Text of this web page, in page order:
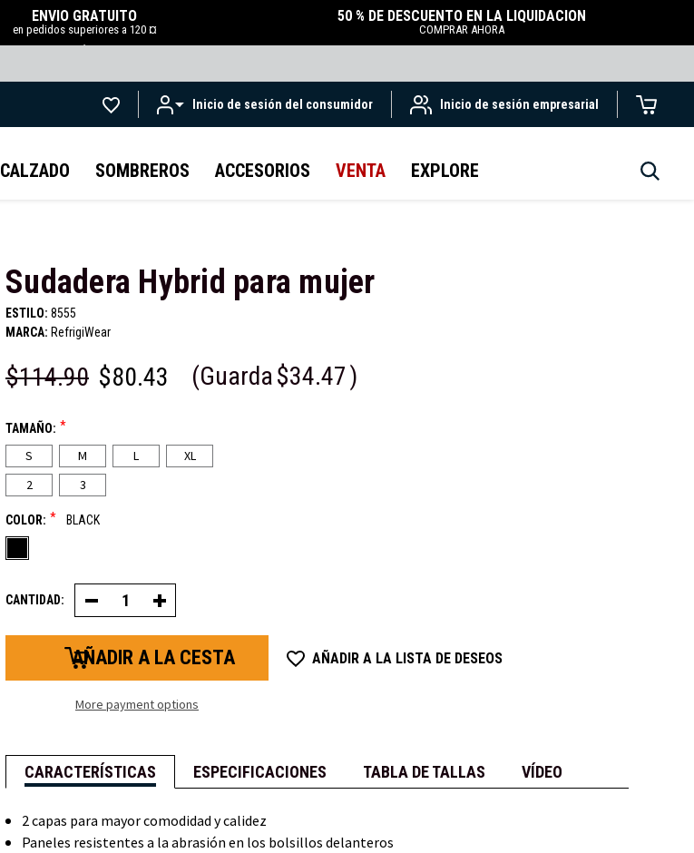
ENVÍO GRATUITO
en pedidos superiores a 120 ¤
.
50 % DE DESCUENTO EN LA LIQUIDACIÓN
COMPRAR AHORA
Inicio de sesión del consumidor Inicio de sesión empresarial
CALZADO SOMBREROS ACCESORIOS VENTA EXPLORE
Sudadera Hybrid para mujer
ESTILO: 8555
MARCA: RefrigiWear
$114.90 $80.43 (Guarda$34.47)
TAMAÑO: *
S M L
XL
2
3
COLOR: * BLACK
CANTIDAD: Disminuir
la
cantidad
de
Sudadera
de
Aumentar
la
cantidad
Sudadera
de
More payment options
AÑADIR A LA LISTA DE DESEOS
CARACTERÍSTICAS ESPECIFICACIONES TABLA DE TALLAS VÍDEO
2 capas para mayor comodidad y calidez
Paneles resistentes a la abrasión en los bolsillos delanteros